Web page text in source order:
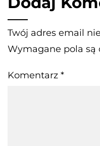
Twój adres email
Wymagane pola są
Komentarz *